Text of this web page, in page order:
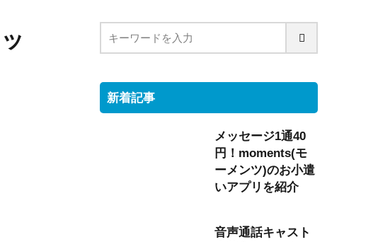
新着記事
メッセージ1通40
円！moments(モ
ーメンツ)のお小遣
いアプリを紹介
音声通話キャスト